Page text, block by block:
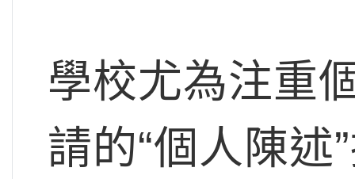
學校尤為注重
請的“個人陳述